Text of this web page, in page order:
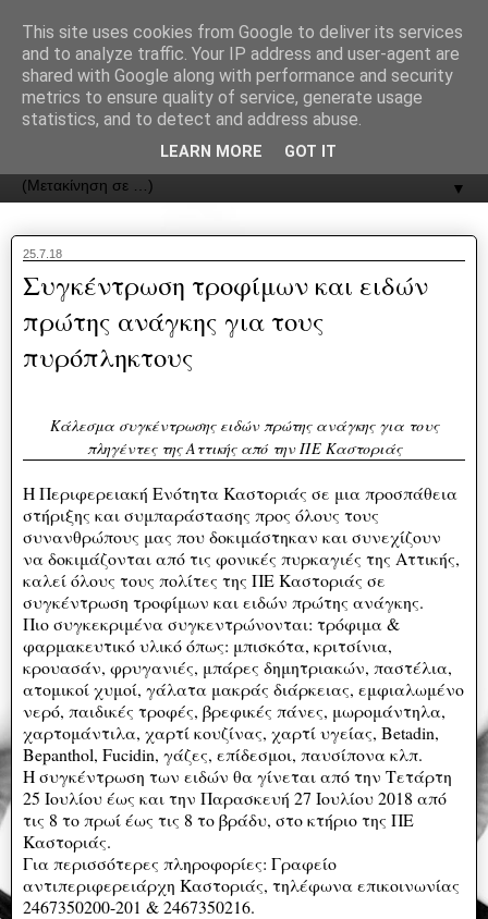
ΟΔΟΣ
▼
25.7.18
Συγκέντρωση τροφίμων και ειδών
πρώτης ανάγκης για τους
πυρόπληκτους
Κάλεσμα συγκέντρωσης ειδών πρώτης ανάγκης για τους
πληγέντες της Αττικής από την ΠΕ Καστοριάς
H Περιφερειακή Ενότητα Καστοριάς σε μια προσπάθεια
στήριξης και συμπαράστασης προς όλους τους
συνανθρώπους μας που δοκιμάστηκαν και συνεχίζουν
να δοκιμάζονται από τις φονικές πυρκαγιές της Αττικής,
καλεί όλους τους πολίτες της ΠΕ Καστοριάς σε
συγκέντρωση τροφίμων και ειδών πρώτης ανάγκης.
Πιο συγκεκριμένα συγκεντρώνονται: τρόφιμα &
φαρμακευτικό υλικό όπως: μπισκότα, κριτσίνια,
κρουασάν, φρυγανιές, μπάρες δημητριακών, παστέλια,
ατομικοί χυμοί, γάλατα μακράς διάρκειας, εμφιαλωμένο
νερό, παιδικές τροφές, βρεφικές πάνες, μωρομάντηλα,
χαρτομάντιλα, χαρτί κουζίνας, χαρτί υγείας, Betadin,
Bepanthol, Fucidin, γάζες, επίδεσμοι, παυσίπονα κλπ.
Η συγκέντρωση των ειδών θα γίνεται από την Τετάρτη
25 Ιουλίου έως και την Παρασκευή 27 Ιουλίου 2018 από
τις 8 το πρωί έως τις 8 το βράδυ, στο κτήριο της ΠΕ
Καστοριάς.
Για περισσότερες πληροφορίες: Γραφείο
αντιπεριφερειάρχη Καστοριάς, τηλέφωνα επικοινωνίας
2467350200-201 & 2467350216.
This site uses cookies from Google to deliver its services
and to analyze traffic. Your IP address and user-agent are
shared with Google along with performance and security
metrics to ensure quality of service, generate usage
statistics, and to detect and address abuse.
LEARN MORE GOT IT